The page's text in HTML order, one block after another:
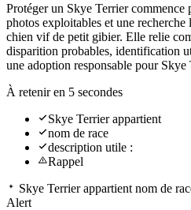
Protéger un Skye Terrier commence
photos exploitables et une
chien vif de petit gibier. Elle relie
disparition probables, identification
une adoption responsable pour Skye
À retenir en 5 secondes
Skye Terrier appartient
nom de race
description utile :
Rappel
Skye Terrier appartient nom de
Alert